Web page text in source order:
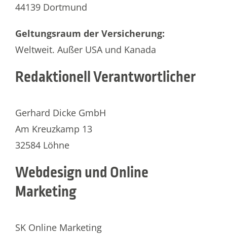
44139 Dortmund
Geltungsraum der Versicherung:
Weltweit. Außer USA und Kanada
Redaktionell Verantwortlicher
Gerhard Dicke GmbH
Am Kreuzkamp 13
32584 Löhne
Webdesign und Online
Marketing
SK Online Marketing